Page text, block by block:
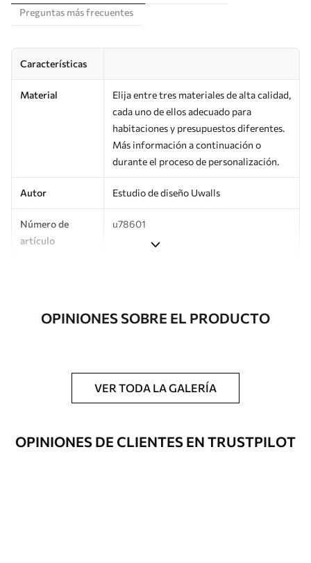
Preguntas más frecuentes
Características
Material
Elija entre tres materiales de alta calidad,
cada uno de ellos adecuado para
habitaciones y presupuestos diferentes.
Más información a continuación o
durante el proceso de personalización.
Autor Estudio de diseño Uwalls
Número de
artículo
u78601
Adicionalmente
Disponible con recubrimiento de barniz
esponja suave. Los murales de pared con
recubrimiento de barniz pueden
Método de
Hasta 360 cm de altura: aplicación sin
OPINIONES SOBRE EL PRODUCTO
VER TODA LA GALERÍA
OPINIONES DE CLIENTES EN TRUSTPILOT